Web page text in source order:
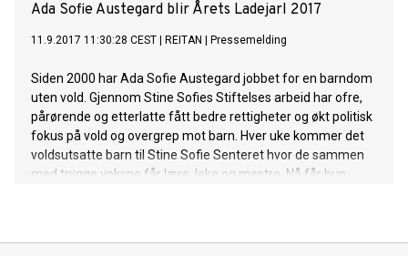
Ada Sofie Austegard blir Årets Ladejarl 2017
11.9.2017 11:30:28 CEST REITAN Pressemelding
Siden 2000 har Ada Sofie Austegard jobbet for en barndom
uten vold. Gjennom Stine Sofies Stiftelses arbeid har ofre,
pårørende og etterlatte fått bedre rettigheter og økt politisk
fokus på vold og overgrep mot barn. Hver uke kommer det
voldsutsatte barn til Stine Sofie Senteret hvor de sammen
med trygge voksne får lære, leke og mestre. Nå får hun